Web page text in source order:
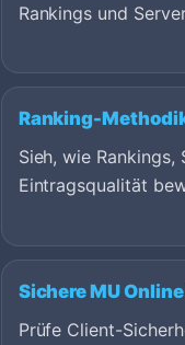
Rankings und
Ranking-
Sieh, wie Rankings,
Eintragsqualität
Sichere MU
Prüfe Client-